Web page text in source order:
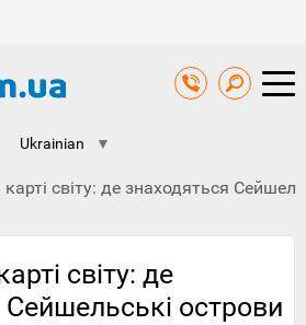
Ukrainian ▼
світу: де знаходяться
світу: де
острови